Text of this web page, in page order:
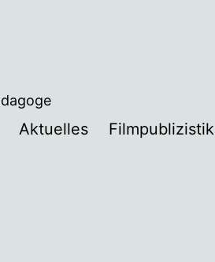
Aktuelles Filmpublizistik